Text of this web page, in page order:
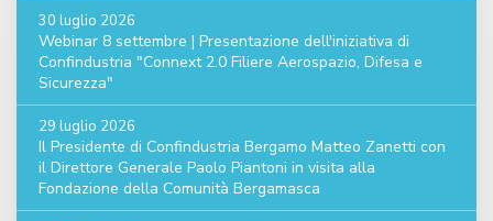
30 luglio 2026
Webinar 8 settembre | Presentazione dell'iniziativa di
Confindustria "Connext 2.0 Filiere Aerospazio, Difesa e
Sicurezza"
29 luglio 2026
Il Presidente di Confindustria Bergamo Matteo Zanetti con
il Direttore Generale Paolo Piantoni in visita alla
Fondazione della Comunità Bergamasca